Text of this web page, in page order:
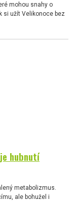
mohou snahy o
si užít Velikonoce bez
hubnutí
metabolizmus.
ale bohužel i